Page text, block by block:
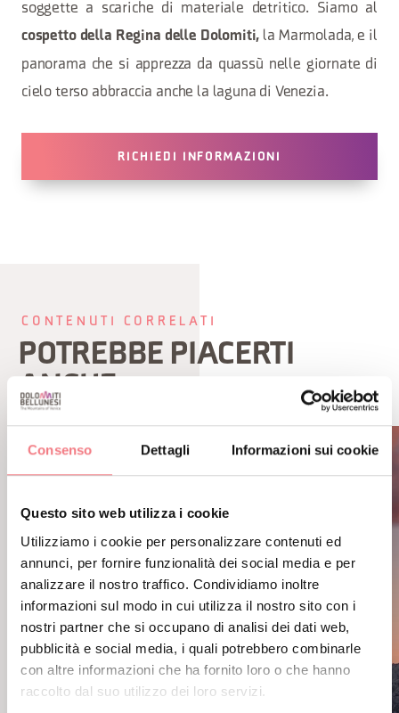
Consenso Dettagli Informazioni sui cookie
Questo sito web utilizza i cookie
Utilizziamo i cookie per personalizzare contenuti ed
annunci, per fornire funzionalità dei social media e per
analizzare il nostro traffico. Condividiamo inoltre
informazioni sul modo in cui utilizza il nostro sito con i
nostri partner che si occupano di analisi dei dati web,
pubblicità e social media, i quali potrebbero combinarle
con altre informazioni che ha fornito loro o che hanno
raccolto dal suo utilizzo dei loro servizi.
soggette a scariche di materiale detritico. Siamo al
cospetto della Regina delle Dolomiti, la Marmolada, e il
panorama che si apprezza da quassù nelle giornate di
cielo terso abbraccia anche la laguna di Venezia.
RICHIEDI INFORMAZIONI
CONTENUTI CORRELATI
POTREBBE PIACERTI
ANCHE